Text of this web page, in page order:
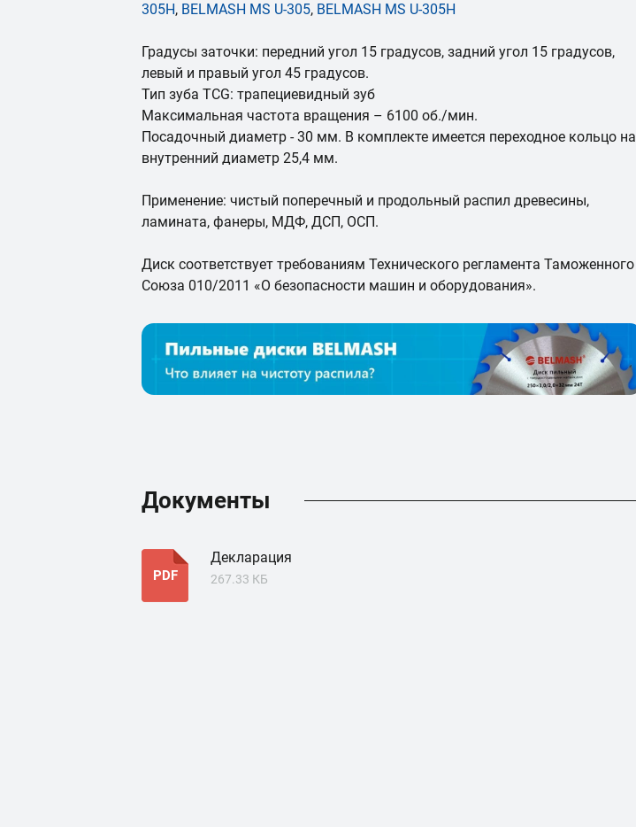
305H, BELMASH MS U-305, BELMASH MS U-305H
Градусы заточки: передний угол 15 градусов, задний угол 15 градусов,
левый и правый угол 45 градусов.
Тип зуба TCG: трапециевидный зуб
Максимальная частота вращения – 6100 об./мин.
Посадочный диаметр - 30 мм. В комплекте имеется переходное кольцо на
внутренний диаметр 25,4 мм.
Применение: чистый поперечный и продольный распил древесины,
ламината, фанеры, МДФ, ДСП, ОСП.
Диск соответствует требованиям Технического регламента Таможенного
Союза 010/2011 «О безопасности машин и оборудования».
Документы
PDF
Декларация
267.33 КБ